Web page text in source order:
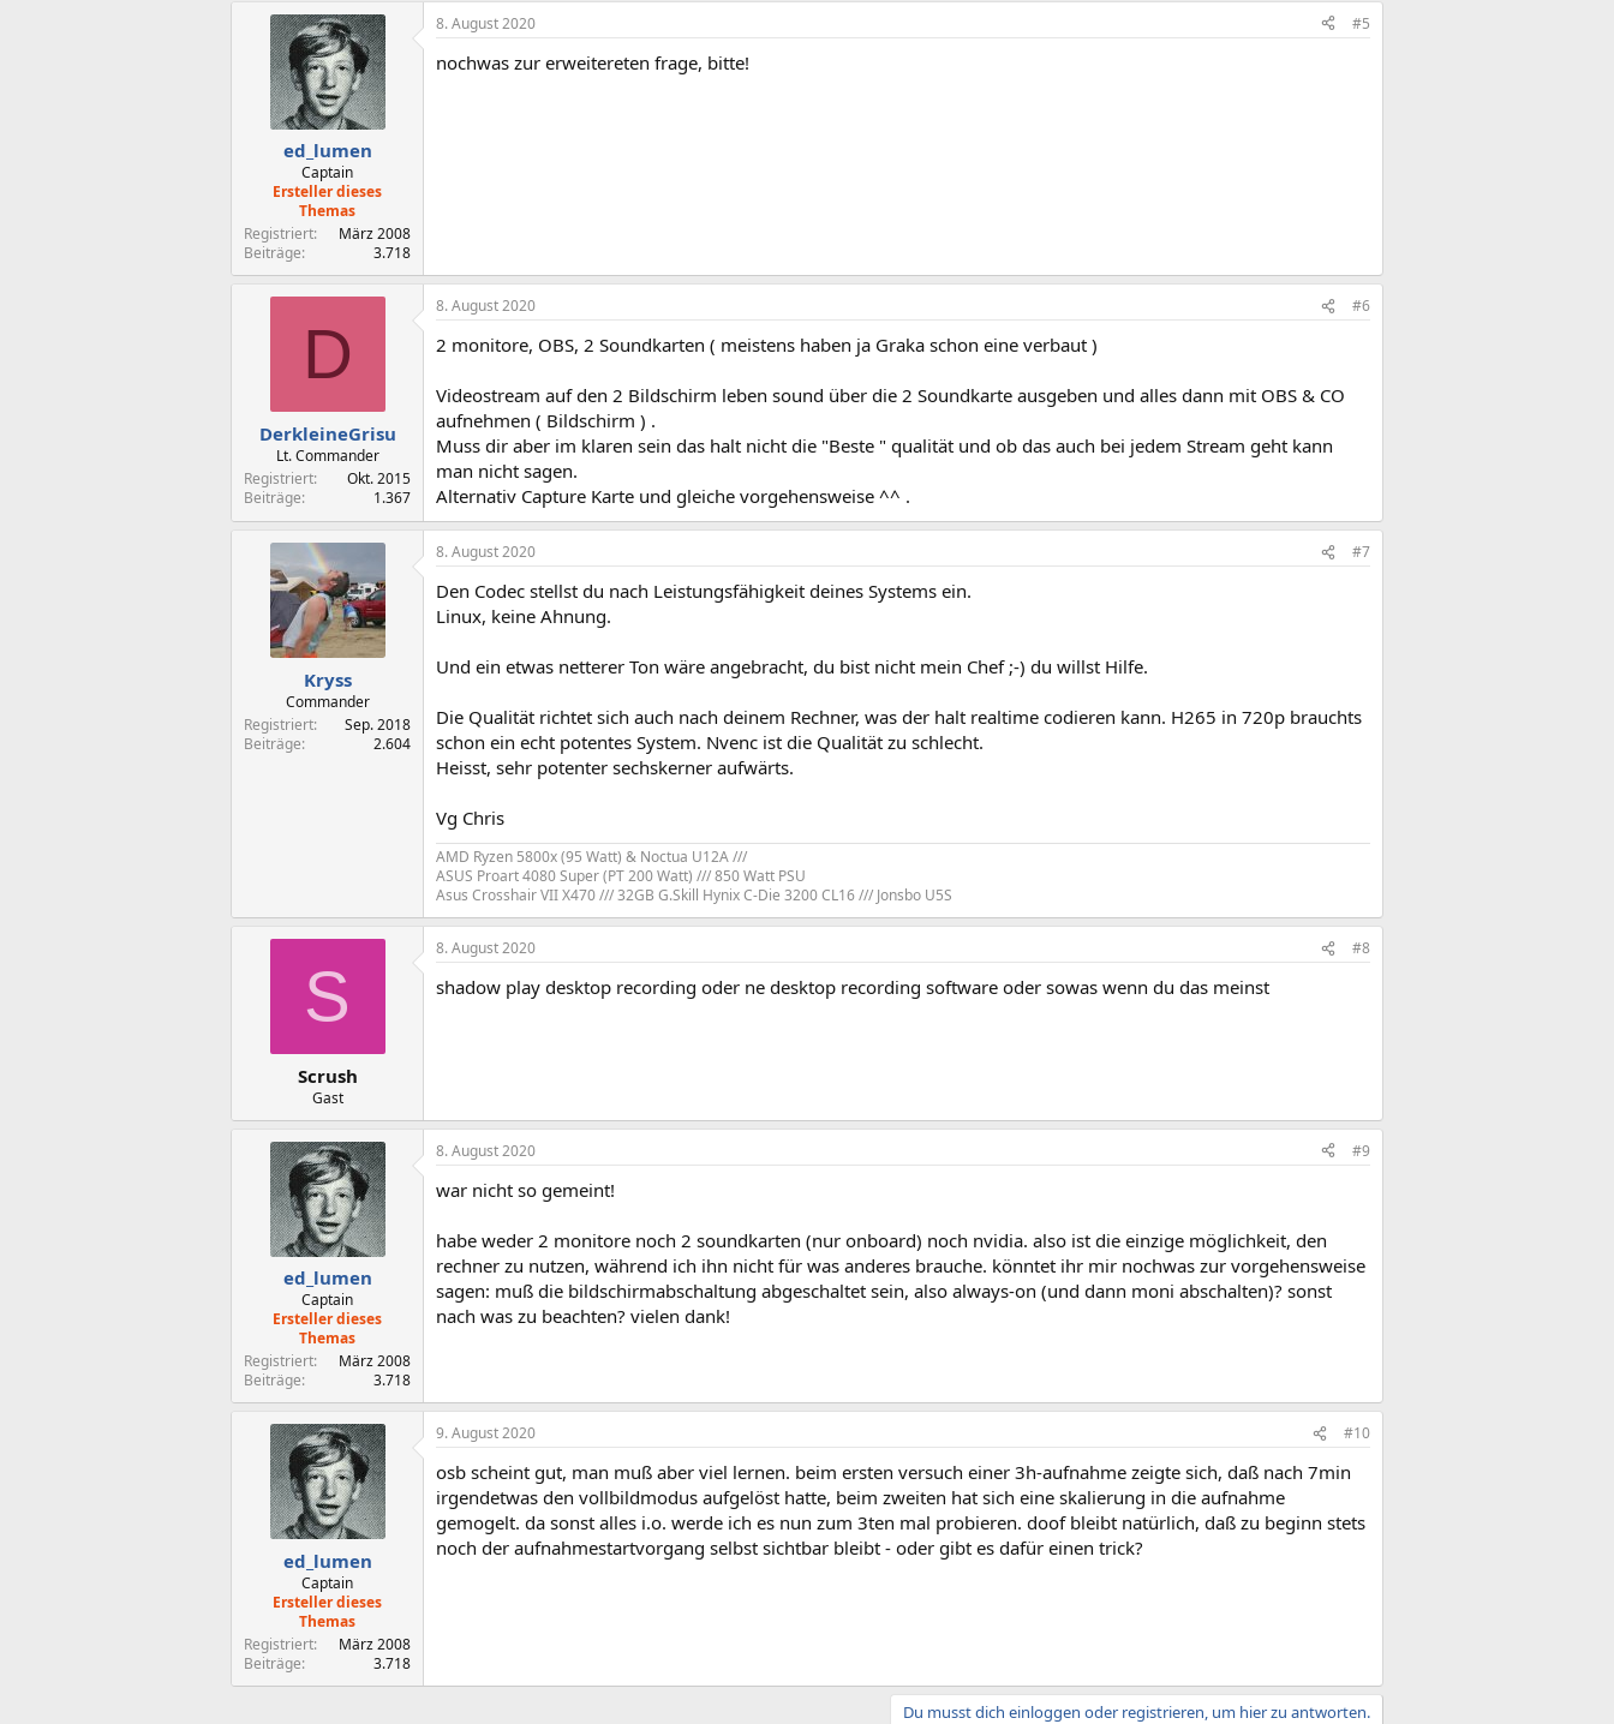
ed_lumen
Captain
Ersteller dieses
Themas
Registriert
März 2008
Beiträge
3.718
8. August 2020 #5
nochwas zur erweitereten frage, bitte!
D
DerkleineGrisu
Lt. Commander
Registriert
Okt. 2015
Beiträge
1.367
8. August 2020 #6
2 monitore, OBS, 2 Soundkarten ( meistens haben ja Graka schon eine verbaut )
Videostream auf den 2 Bildschirm leben sound über die 2 Soundkarte ausgeben und alles dann mit OBS & CO
aufnehmen ( Bildschirm ) .
Muss dir aber im klaren sein das halt nicht die "Beste " qualität und ob das auch bei jedem Stream geht kann
man nicht sagen.
Alternativ Capture Karte und gleiche vorgehensweise ^^ .
Kryss
Commander
Registriert
Sep. 2018
Beiträge
2.604
8. August 2020 #7
Den Codec stellst du nach Leistungsfähigkeit deines Systems ein.
Linux, keine Ahnung.
Und ein etwas netterer Ton wäre angebracht, du bist nicht mein Chef ;-) du willst Hilfe.
Die Qualität richtet sich auch nach deinem Rechner, was der halt realtime codieren kann. H265 in 720p brauchts
schon ein echt potentes System. Nvenc ist die Qualität zu schlecht.
Heisst, sehr potenter sechskerner aufwärts.
Vg Chris
AMD Ryzen 5800x (95 Watt) & Noctua U12A ///
ASUS Proart 4080 Super (PT 200 Watt) /// 850 Watt PSU
Asus Crosshair VII X470 /// 32GB G.Skill Hynix C-Die 3200 CL16 /// Jonsbo U5S
S
Scrush
Gast
8. August 2020 #8
shadow play desktop recording oder ne desktop recording software oder sowas wenn du das meinst
ed_lumen
Captain
Ersteller dieses
Themas
Registriert
März 2008
Beiträge
3.718
8. August 2020 #9
war nicht so gemeint!
habe weder 2 monitore noch 2 soundkarten (nur onboard) noch nvidia. also ist die einzige möglichkeit, den
rechner zu nutzen, während ich ihn nicht für was anderes brauche. könntet ihr mir nochwas zur vorgehensweise
sagen: muß die bildschirmabschaltung abgeschaltet sein, also always-on (und dann moni abschalten)? sonst
nach was zu beachten? vielen dank!
ed_lumen
Captain
Ersteller dieses
Themas
Registriert
März 2008
Beiträge
3.718
9. August 2020 #10
osb scheint gut, man muß aber viel lernen. beim ersten versuch einer 3h-aufnahme zeigte sich, daß nach 7min
irgendetwas den vollbildmodus aufgelöst hatte, beim zweiten hat sich eine skalierung in die aufnahme
gemogelt. da sonst alles i.o. werde ich es nun zum 3ten mal probieren. doof bleibt natürlich, daß zu beginn stets
noch der aufnahmestartvorgang selbst sichtbar bleibt - oder gibt es dafür einen trick?
Du musst dich einloggen oder registrieren, um hier zu antworten.